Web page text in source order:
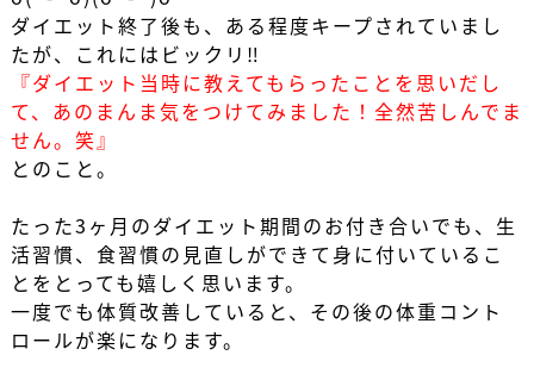
ダイエット終了後も、ある程度キープされていまし
たが、これにはビックリ‼️
『ダイエット当時に教えてもらったことを思いだし
て、あのまんま気をつけてみました！ 全然苦しんでま
せん。笑』
とのこと。
たった3ヶ月のダイエット期間のお付き合いでも、生
活習慣、食習慣の見直しができて身に付いているこ
とをとっても嬉しく思います。
一度でも体質改善していると、その後の体重コント
ロールが楽になります。